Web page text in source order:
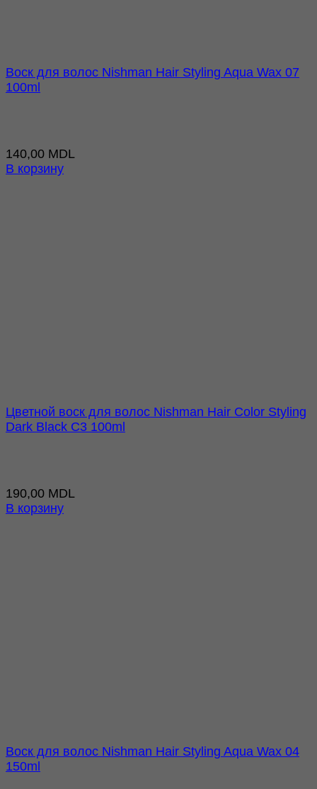
Воск для волос Nishman Hair Styling Aqua Wax 07
100ml
140,00 MDL
В корзину
Цветной воск для волос Nishman Hair Color Styling
Dark Black C3 100ml
190,00 MDL
В корзину
Воск для волос Nishman Hair Styling Aqua Wax 04
150ml